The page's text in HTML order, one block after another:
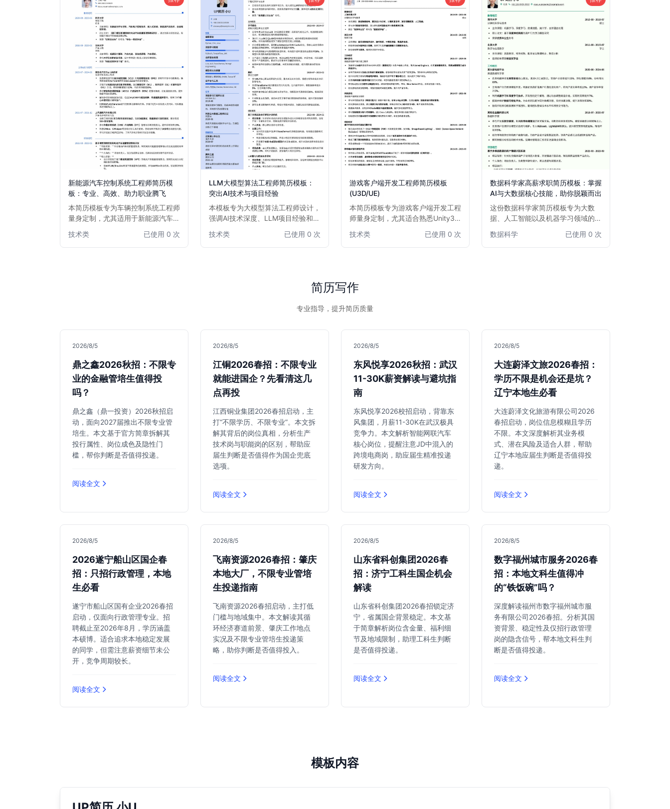
新能源汽车控制系统工程师简历模
板：专业、高效、助力职业腾飞
本简历模板专为车辆控制系统工程师
量身定制，尤其适用于新能源汽车领
内容结构清晰，突出项目经验、技术
专长和解决问题能力。无论是资深工
技术类 已使用 0 次
LLM大模型算法工程师简历模板：
突出AI技术与项目经验
本模板专为大模型算法工程师设计，
强调AI技术深度、LLM项目经验和算
突出量化成果，助力AI领域专业人士
脱颖而出。适用于有志于在大模型、
技术类 已使用 0 次
游戏客户端开发工程师简历模板
(U3D/UE)
本简历模板专为游戏客户端开发工程
师量身定制，尤其适合熟悉Unity3D
设计注重突出技术能力、项目经验和
游戏开发成果，结构清晰，排版专
心竞争力。无论是资深开发者还是经
验丰富的工程师，都能通过此模板有
技术类 已使用 0 次
数据科学家高薪求职简历模板：掌握
AI与大数据核心技能，助你脱颖而出
这份数据科学家简历模板专为大数
据、人工智能以及机器学习领域的专
析、模型构建、算法优化等核心技
能，并提供了清晰的项目案例展示区
数据科学 已使用 0 次
简历写作
专业指导，提升简历质量
2026/8/5
鼎之鑫2026秋招：不限专
业的金融管培生值得投
吗？
鼎之鑫（鼎一投资）2026秋招启
动，面向2027届推出不限专业管
培生。本文基于官方简章拆解其
投行属性、岗位成色及隐性门
槛，帮你判断是否值得投递。
阅读全文
2026/8/5
江铜2026春招：不限专业
就能进国企？先看清这几
点再投
江西铜业集团2026春招启动，主
打“不限学历、不限专业”。本文拆
解其背后的岗位真相，分析生产
技术岗与职能岗的区别，帮助应
届生判断是否值得作为国企兜底
选项。
阅读全文
2026/8/5
东风悦享2026秋招：武汉
11-30K薪资解读与避坑指
南
东风悦享2026校招启动，背靠东
风集团，月薪11-30K在武汉极具
竞争力。本文解析智能网联汽车
核心岗位，提醒注意JD中混入的
跨境电商岗，助应届生精准投递
研发方向。
阅读全文
2026/8/5
大连蔚泽文旅2026春招：
学历不限是机会还是坑？
辽宁本地生必看
大连蔚泽文化旅游有限公司2026
春招启动，岗位信息模糊且学历
不限。本文深度解析其业务模
式、潜在风险及适合人群，帮助
辽宁本地应届生判断是否值得投
递。
阅读全文
2026/8/5
2026遂宁船山区国企春
招：只招行政管理，本地
生必看
遂宁市船山区国有企业2026春招
启动，仅面向行政管理专业。招
聘截止至2026年8月，学历涵盖
本硕博。适合追求本地稳定发展
的同学，但需注意薪资细节未公
开，竞争周期较长。
阅读全文
2026/8/5
飞南资源2026春招：肇庆
本地大厂，不限专业管培
生投递指南
飞南资源2026春招启动，主打低
门槛与地域集中。本文解读其循
环经济赛道前景、肇庆工作地点
实况及不限专业管培生投递策
略，助你判断是否值得投入。
阅读全文
2026/8/5
山东省科创集团2026春
招：济宁工科生国企机会
解读
山东省科创集团2026春招锁定济
宁，省属国企背景稳定。本文基
于简章解析岗位含金量、福利细
节及地域限制，助理工科生判断
是否值得投递。
阅读全文
2026/8/5
数字福州城市服务2026春
招：本地文科生值得冲
的“铁饭碗”吗？
深度解读福州市数字福州城市服
务有限公司2026春招。分析其国
资背景、稳定性及仅招行政管理
岗的隐含信号，帮本地文科生判
断是否值得投递。
阅读全文
模板内容